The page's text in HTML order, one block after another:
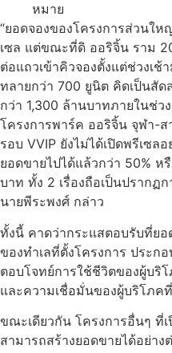
หมาย
“ยอดจองของโครงการส่วนใ
เซล แต่ขณะที่ดิ ออริจิ้น ราม
ต่อแถวเข้าคิวจองตั้งแต่ช่วงเ
ทลายกว่า 700 ยูนิต คิดเป็นสั
กว่า 1,300 ล้านบาทภายในช่ว
โครงการพาร์ค ออริจิ้น จุฬา-ส
รอบ VVIP ยังไม่ได้เปิดพรีเซล
ยอดขายไปได้แล้วกว่า 50%
บาท ทั้ง 2 เรื่องถือเป็นปราก
นายพีระพงศ์ กล่าว
ทั้งนี้ คาดว่ากระแสตอบรับที่ยอ
ของทำเลที่ตั้งโครงการ ประก
ตอบโจทย์การใช้ชีวิตของผู้บริ
และความเชื่อมั่นของผู้บริโภค
ขณะเดียวกัน โครงการอื่นๆ ที่
สามารถสร้างยอดขายได้อย่าง